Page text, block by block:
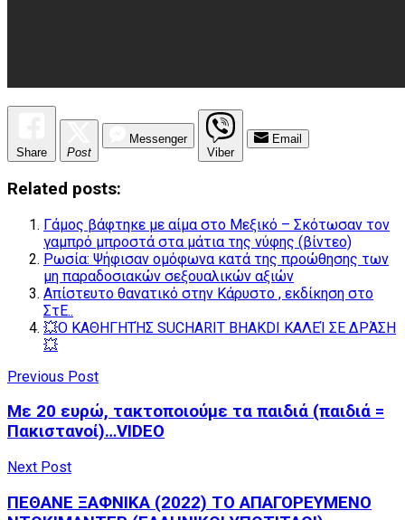
Share Post
Messenger
Viber
Email
Related posts:
Γάμος βάφτηκε με αίμα στο Μεξικό – Σκότωσαν τον
γαμπρό μπροστά στα μάτια της νύφης (βίντεο)
Ρωσία: Ψήφισαν ομόφωνα κατά της προώθησης των
μη παραδοσιακών σεξουαλικών αξιών
Απίστευτο θανατικό στην Κάρυστο , εκδίκηση στο
ΣτΕ..
💥Ο ΚΑΘΗΓΗΤΉΣ SUCHARIT BHAKDI ΚΑΛΕΊ ΣΕ ΔΡΆΣΗ
💥
Previous Post
Με 20 ευρώ, τακτοποιούμε τα παιδιά (παιδιά =
Πακιστανοί)…VIDEO
Next Post
ΠΕΘΑΝΕ ΞΑΦΝΙΚΑ (2022) ΤΟ ΑΠΑΓΟΡΕΥΜΕΝΟ